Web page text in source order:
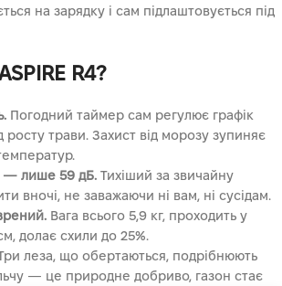
на зарядку і сам підлаштовується під
R4?
Погодний таймер сам регулює графік
росту трави. Захист від морозу зупиняє
— лише 59 дБ. Тихіший за звичайну
вночі, не заважаючи ні вам, ні сусідам.
Вага всього 5,9 кг, проходить у
долає схили до 25%.
леза, що обертаються, подрібнюють
— це природне добриво, газон стає